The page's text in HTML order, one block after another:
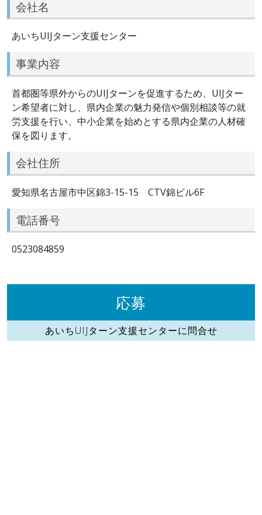
会社名
あいちUIJターン支援センター
事業内容
首都圏等県外からのUIJターンを促進するため、UIJター
ン希望者に対し、県内企業の魅力発信や個別相談等の就
労支援を行い、中小企業を始めとする県内企業の人材確
保を図ります。
会社住所
愛知県名古屋市中区錦3-15-15 CTV錦ビル6F
電話番号
0523084859
応募
あいちUIJターン支援センターに問合せ